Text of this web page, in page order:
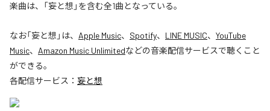
楽曲は、「妄と想」を含む全1曲となっている。
なお「妄と想 」は、 Apple Music、 Spotify、 LINE MUSIC、 YouTube
Music、 Amazon Music Unlimitedなどの音楽配信サービスで聴くこと
ができる。
各配信サービス： 妄と想